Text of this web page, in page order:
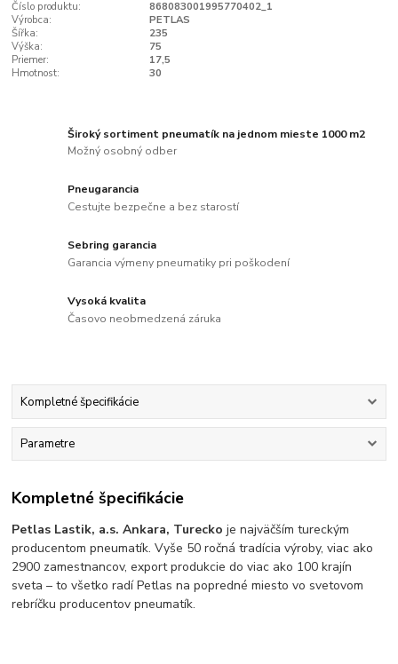
Číslo produktu:
868083001995770402_1
Výrobca:
PETLAS
Šířka:
235
Výška:
75
Priemer:
17,5
Hmotnost:
30
Široký sortiment pneumatík na jednom mieste 1000 m2
Možný osobný odber
Pneugarancia
Cestujte bezpečne a bez starostí
Sebring garancia
Garancia výmeny pneumatiky pri poškodení
Vysoká kvalita
Časovo neobmedzená záruka
Kompletné špecifikácie
Parametre
Kompletné špecifikácie
Petlas Lastik, a.s. Ankara, Turecko je najväčším tureckým
producentom pneumatík. Vyše 50 ročná tradícia výroby, viac ako
2900 zamestnancov, export produkcie do viac ako 100 krajín
sveta – to všetko radíPetlas na popredné miesto vo svetovom
rebríčku producentov pneumatík.